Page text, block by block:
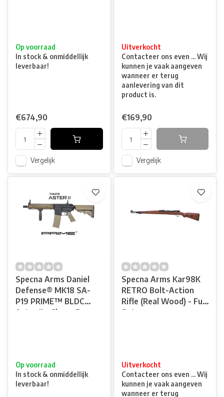
Op voorraad
In stock & onmiddellijk
leverbaar!
€674,90
Vergelijk
Uitverkocht
Contacteer ons even ... Wij
kunnen je vaak aangeven
wanneer er terug
aanlevering van dit
product is.
€169,90
Vergelijk
Specna Arms Daniel
Defense® MK18 SA-
P19 PRIME™ BLDC
Aster II - Chaos Bronze
Op voorraad
In stock & onmiddellijk
leverbaar!
Specna Arms Kar98K
RETRO Bolt-Action
Rifle (Real Wood) - Full
Set
Uitverkocht
Contacteer ons even ... Wij
kunnen je vaak aangeven
wanneer er terug